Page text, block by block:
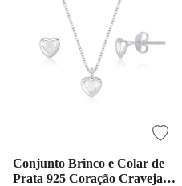
Conjunto Brinco e Colar de
Prata 925 Coração Cravejado